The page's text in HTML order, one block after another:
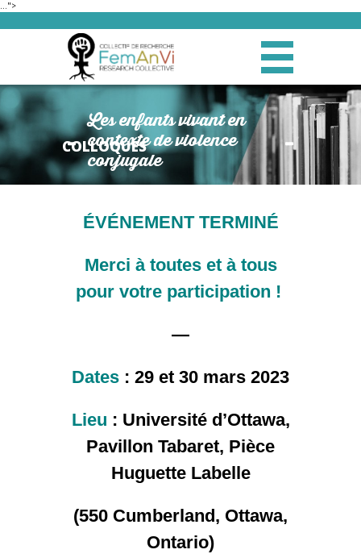
…">
COLLOQUES
Les enfants vivant en
contexte de violence
conjugale
ÉVÉNEMENT TERMINÉ
Merci à toutes et à tous
pour votre participation !
—
Dates : 29 et 30 mars 2023
Lieu : Université d’Ottawa,
Pavillon Tabaret, Pièce
Huguette Labelle
(550 Cumberland, Ottawa,
Ontario)